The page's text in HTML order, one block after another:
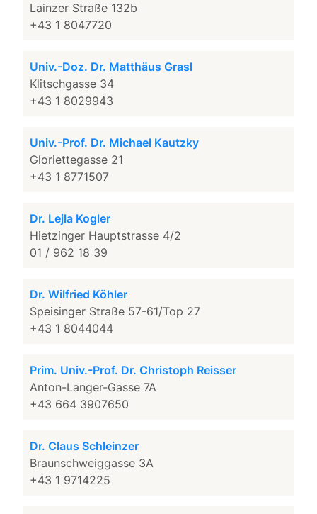
Lainzer Straße 132b
+43 1 8047720
Univ.-Doz. Dr. Matthäus Grasl
Klitschgasse 34
+43 1 8029943
Univ.-Prof. Dr. Michael Kautzky
Gloriettegasse 21
+43 1 8771507
Dr. Lejla Kogler
Hietzinger Hauptstrasse 4/2
01 / 962 18 39
Dr. Wilfried Köhler
Speisinger Straße 57-61/Top 27
+43 1 8044044
Prim. Univ.-Prof. Dr. Christoph Reisser
Anton-Langer-Gasse 7A
+43 664 3907650
Dr. Claus Schleinzer
Braunschweiggasse 3A
+43 1 9714225